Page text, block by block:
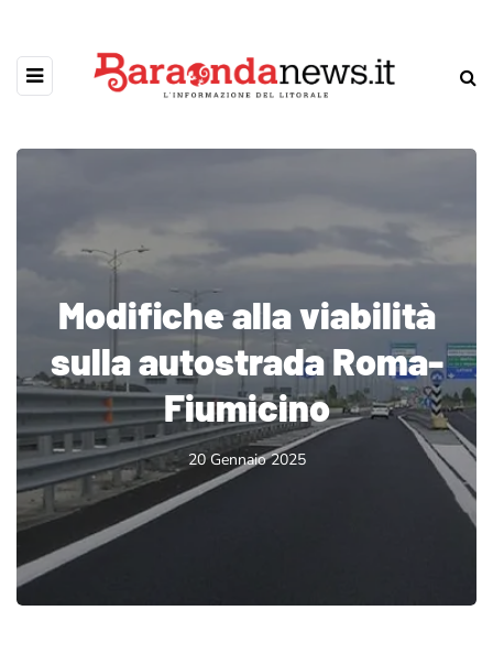
Modifiche alla viabilità
sulla autostrada Roma-
Fiumicino
20 Gennaio 2025